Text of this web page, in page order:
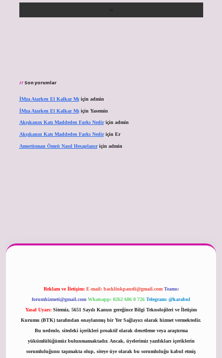
Son yorumlar
İMza Atarken El Kalkar Mıiçin admin
İMza Atarken El Kalkar Mıiçin Yasemin
Akışkanın Katı Maddeden Farkı Nediriçin admin
Akışkanın Katı Maddeden Farkı Nediriçin Er
Amortisman Ömrü Nasıl Hesaplanıriçin admin
Reklam ve İletişim: E-mail: backlinkpaneli@gmail.com Teams:
forumhizmeti@gmail.com Whatsapp: 0262 606 0 726 Telegram: @karabul
Yasal Uyarı: Sitemiz, 5651 Sayılı Kanun gereğince Bilgi Teknolojileri ve İletişim
Kurumu (BTK) tarafından onaylanmış bir Yer Sağlayıcı olarak hizmet vermektedir.
Bu nedenle, sitedeki içerikleri proaktif olarak denetleme veya araştırma
yükümlülüğümüz bulunmamaktadır. Ancak, üyelerimiz yazdıkları içeriklerin
sorumluluğunu taşımakta olup, siteye üye olarak bu sorumluluğu kabul etmiş